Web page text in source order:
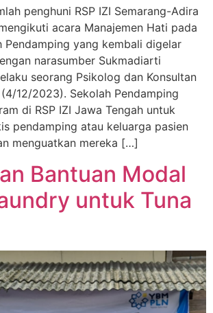
penghuni RSP IZI Semarang-Adira
acara Manajemen Hati pada
Pendamping yang kembali digelar
narasumber Sukmadiarti
seorang Psikolog dan Konsultan
12/2023). Sekolah Pendamping
di RSP IZI Jawa Tengah untuk
pendamping atau keluarga pasien
menguatkan mereka […]
Bantuan Modal
untuk Tuna